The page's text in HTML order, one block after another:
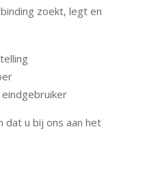
zoekt, legt en
dat u bij ons aan het